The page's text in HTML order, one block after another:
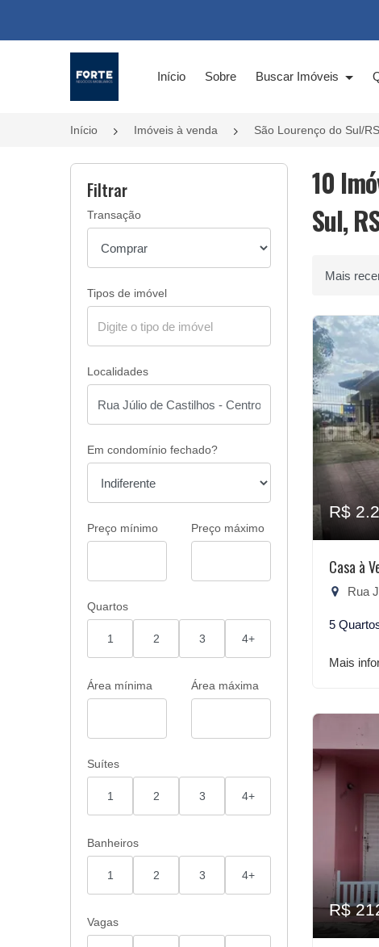
Início Sobre Buscar Imóveis
Início Imóveis à venda São Lourenço do Sul/RS
Filtrar
Transação
Tipos de imóvel
Localidades
Em condomínio fechado?
Preço mínimo Preço máximo
Quartos
1 2 3 4+
Área mínima Área máxima
Suítes
1 2 3 4+
Banheiros
1 2 3 4+
Vagas
10
Sul,
Ordenar por
R$
Casa à
Rua
5
Mais
R$